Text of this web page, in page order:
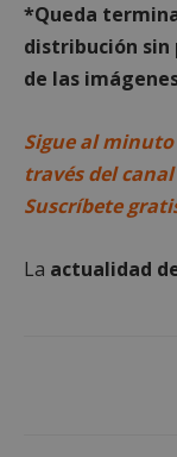
*Queda
distribución
de las
Sigue al
través del
Suscríbete
La actualidad